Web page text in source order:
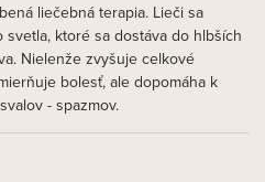
liečebná terapia. Lieči sa
ktoré sa dostáva do hlbších
Nielenže zvyšuje celkové
bolesť, ale dopomáha k
- spazmov.